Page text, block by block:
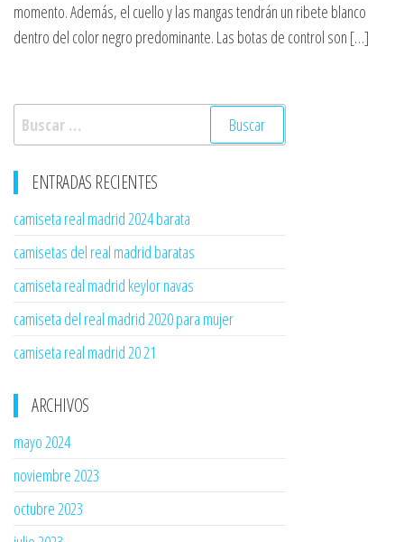
momento. Además, el cuello y las mangas tendrán un ribete blanco
dentro del color negro predominante. Las botas de control son […]
Buscar:
ENTRADAS RECIENTES
camiseta real madrid 2024 barata
camisetas del real madrid baratas
camiseta real madrid keylor navas
camiseta del real madrid 2020 para mujer
camiseta real madrid 20 21
ARCHIVOS
mayo 2024
noviembre 2023
octubre 2023